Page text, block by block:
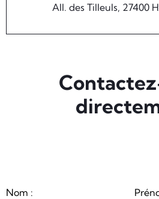
All. des Tilleuls, 27400
Nom :